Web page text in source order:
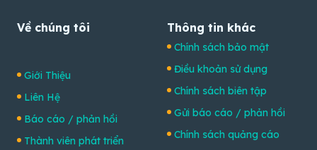
Về chúng tôi
Giới Thiệu
Liên Hệ
Báo cáo / phản hồi
Thành viên phát triển
Thông tin khác
Chính sách bảo mật
Điều khoản sử dụng
Chính sách biên tập
Gửi báo cáo / phản hồi
Chính sách quảng cáo